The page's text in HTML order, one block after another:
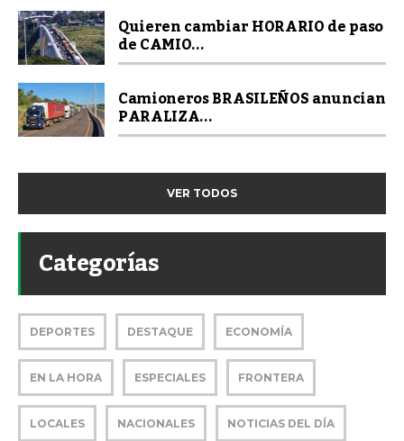
Quieren cambiar HORARIO de paso
de CAMIO...
Camioneros BRASILEÑOS anuncian
PARALIZA...
VER TODOS
Categorías
DEPORTES DESTAQUE ECONOMÍA
EN LA HORA ESPECIALES FRONTERA
LOCALES NACIONALES NOTICIAS DEL DÍA